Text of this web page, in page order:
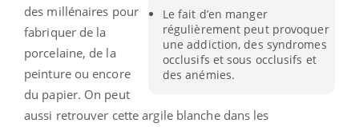
Le fait d’en manger
régulièrement peut provoquer
une addiction, des syndromes
occlusifs et sous occlusifs et
des anémies.
des millénaires pour
fabriquer de la
porcelaine, de la
peinture ou encore
du papier. On peut
aussi retrouver cette argile blanche dans les